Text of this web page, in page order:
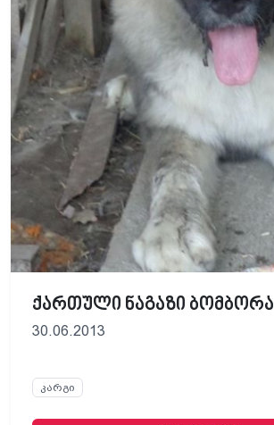
ქართული ნაგაზი ბომბორა
30.06.2013
კარგი